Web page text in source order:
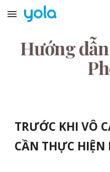
Skip to main content
Hướng
TRƯỚC KHI VÔ
CẦN THỰC HIỆN